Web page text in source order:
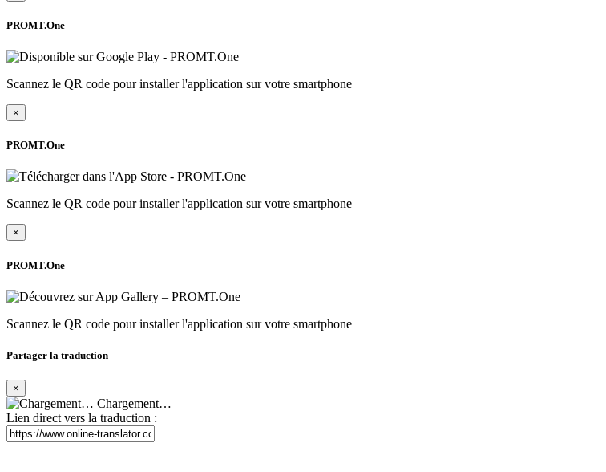
PROMT.One
Scannez le QR code pour installer l'application sur votre smartphone
×
PROMT.One
Scannez le QR code pour installer l'application sur votre smartphone
×
PROMT.One
Scannez le QR code pour installer l'application sur votre smartphone
Partager la traduction
×
Chargement…
Lien direct vers la traduction :